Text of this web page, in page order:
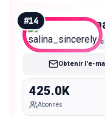
#14
Obtenir l'e-
425.0K
Abonnés